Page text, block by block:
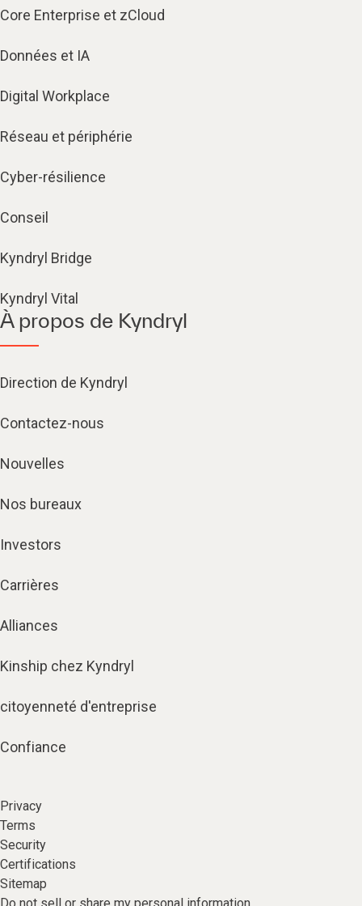
Core Enterprise et zCloud
Données et IA
Digital Workplace
Réseau et périphérie
Cyber-résilience
Conseil
Kyndryl Bridge
Kyndryl Vital
À propos de Kyndryl
Direction de Kyndryl
Contactez-nous
Nouvelles
Nos bureaux
Investors
Carrières
Alliances
Kinship chez Kyndryl
citoyenneté d'entreprise
Confiance
Privacy
Terms
Security
Certifications
Sitemap